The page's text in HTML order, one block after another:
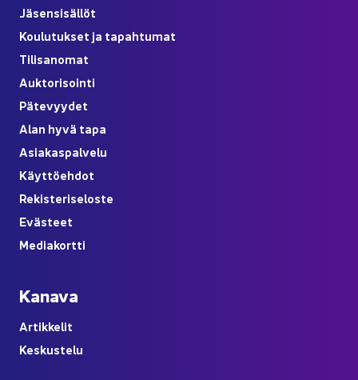
Jä­sen­si­säl­löt
Kou­lu­tuk­set ja ta­pah­tu­mat
Ti­li­sa­no­mat
Auk­to­ri­soin­ti
Pä­te­vyy­det
Alan hyvä tapa
Asia­kas­pal­ve­lu
Käyt­tö­eh­dot
Re­kis­te­ri­se­los­te
Eväs­teet
Me­dia­kort­ti
Ka­na­va
Ar­tik­ke­lit
Kes­kus­te­lu